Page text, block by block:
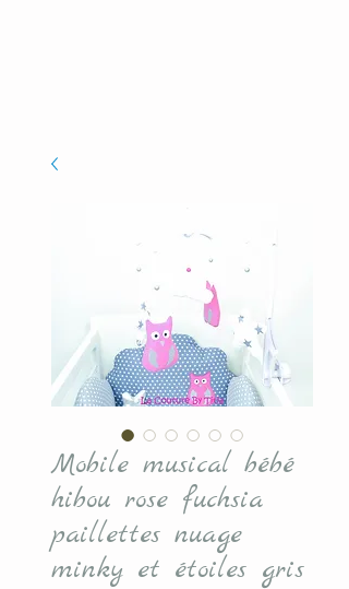
Mobile musical bébé
hibou rose fuchsia
paillettes nuage
minky et étoiles gris